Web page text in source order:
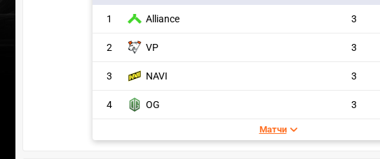
1 Alliance 3
2 VP 3
3 NAVI 3
4 OG 3
Матчи